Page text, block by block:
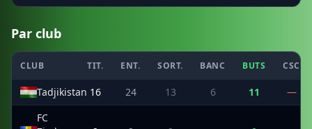
Par club
CLUB TIT. ENT. SORT. BANC BUTS CSC
Tadjikistan 16 24 13 6 11
—
FC